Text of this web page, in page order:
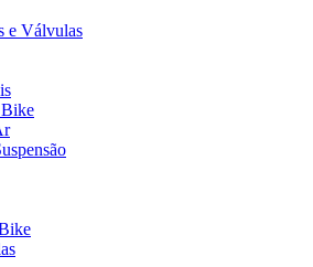
e Válvulas
Bike